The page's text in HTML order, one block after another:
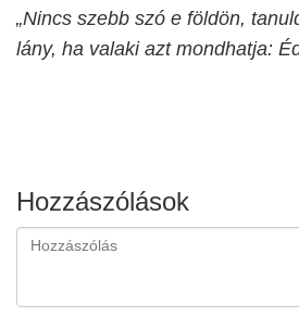
„Nincs szebb szó e földön,
lány, ha valaki azt mondhatja:
Hozzászólások